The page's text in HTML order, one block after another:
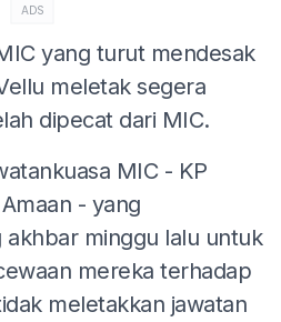
ADS
yang turut mendesak
meletak segera
dipecat dari MIC.
MIC - KP
- yang
akhbar minggu lalu untuk
mereka terhadap
meletakkan jawatan